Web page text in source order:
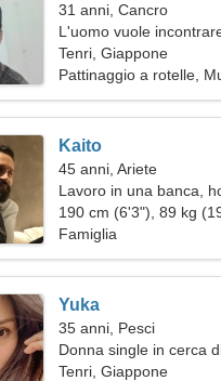
31 anni, Cancro
L'uomo vuole
Tenri, Giappone
Pattinaggio a rotelle,
Kaito
45 anni, Ariete
Lavoro in una banca,
donna emotiva
190 cm (6'3"), 89 kg
Famiglia
Yuka
35 anni, Pesci
Donna single in cerca
Tenri, Giappone